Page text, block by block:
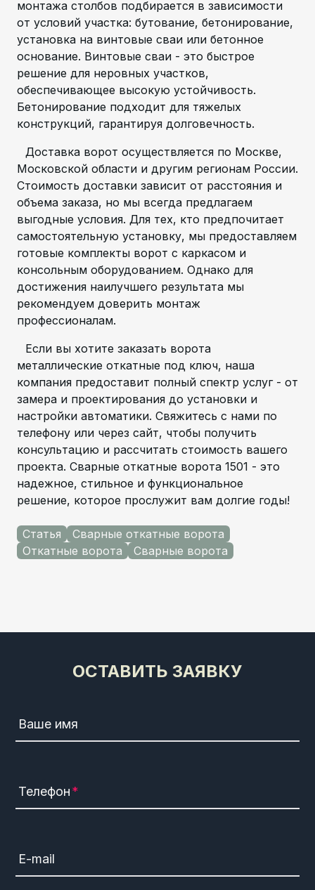
монтажа столбов подбирается в зависимости
от условий участка: бутование, бетонирование,
установка на винтовые сваи или бетонное
основание. Винтовые сваи - это быстрое
решение для неровных участков,
обеспечивающее высокую устойчивость.
Бетонирование подходит для тяжелых
конструкций, гарантируя долговечность.
Доставка ворот осуществляется по Москве,
Московской области и другим регионам России.
Стоимость доставки зависит от расстояния и
объема заказа, но мы всегда предлагаем
выгодные условия. Для тех, кто предпочитает
самостоятельную установку, мы предоставляем
готовые комплекты ворот с каркасом и
консольным оборудованием. Однако для
достижения наилучшего результата мы
рекомендуем доверить монтаж
профессионалам.
Если вы хотите заказать ворота
металлические откатные под ключ, наша
компания предоставит полный спектр услуг - от
замера и проектирования до установки и
настройки автоматики. Свяжитесь с нами по
телефону или через сайт, чтобы получить
консультацию и рассчитать стоимость вашего
проекта. Сварные откатные ворота 1501 - это
надежное, стильное и функциональное
решение, которое прослужит вам долгие годы!
Статья
Сварные откатные ворота
Откатные ворота
Сварные ворота
ОСТАВИТЬ ЗАЯВКУ
Ваше имя
Телефон
E-mail